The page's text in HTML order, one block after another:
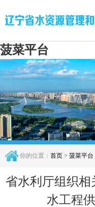
菠菜平台
你的位置： 首页> 菠菜平台
省水利厅组织
水工程